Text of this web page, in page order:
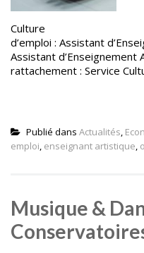
d’emploi : Assistant
Assistant d’Enseignement
rattachement : Service
Publié dans Actualités,
emploi, enseignant artistique,
Musique &